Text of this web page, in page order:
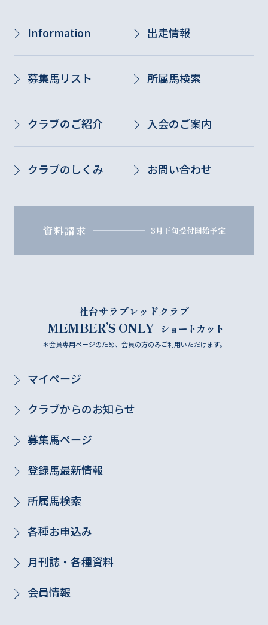
Information 出走情報
募集馬リスト 所属馬検索
クラブのご紹介 入会のご案内
クラブのしくみ お問い合わせ
資料請求 3月下旬受付開始予定
社台サラブレッドクラブ
MEMBER’S ONLY ショートカット
＊会員専用ページのため、会員の方のみご利用いただけます。
マイページ
クラブからのお知らせ
募集馬ページ
登録馬最新情報
所属馬検索
各種お申込み
月刊誌・各種資料
会員情報